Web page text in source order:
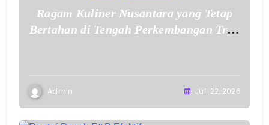
Ragam Kuliner Nusantara yang Tetap
Bertahan di Tengah Perkembangan Tren
Admin Juli 22, 2026